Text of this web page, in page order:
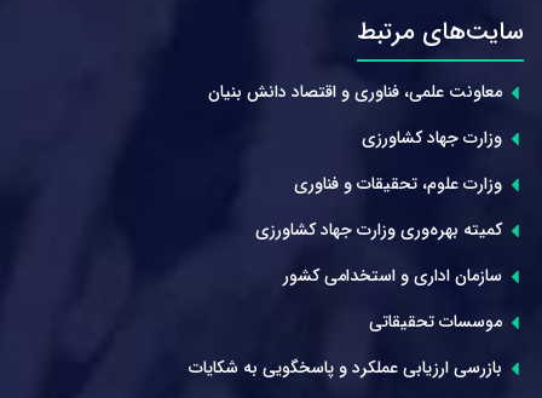
سایت‌های مرتبط
معاونت علمی، فناوری و اقتصاد دانش بنیان
وزارت جهاد کشاورزی
وزارت علوم، تحقیقات و فناوری
کمیته بهره‌وری وزارت جهاد کشاورزی
سازمان اداری و استخدامی کشور
موسسات تحقیقاتی
بازرسی ارزیابی عملکرد و پاسخگویی به شکایات